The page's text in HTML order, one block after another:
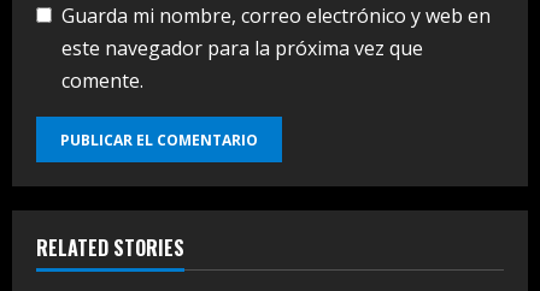
Guarda mi nombre, correo electrónico y web en
este navegador para la próxima vez que
comente.
RELATED STORIES